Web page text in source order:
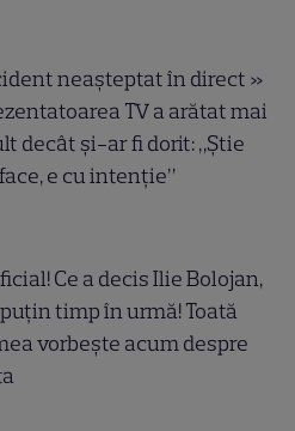
neașteptat în direct »
TV a arătat mai
decât și-ar fi dorit: „Știe
e cu intenție”
Ce a decis Ilie Bolojan,
timp în urmă! Toată
vorbește acum despre